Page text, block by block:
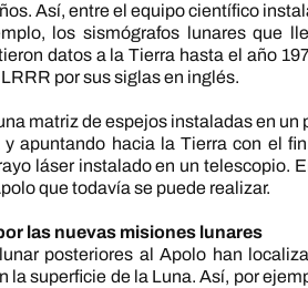
Así, entre el equipo científico
los sismógrafos lunares que
datos a la Tierra hasta el año
por sus siglas en inglés.
matriz de espejos instaladas en
apuntando hacia la Tierra con el
láser instalado en un telescopio.
que todavía se puede realizar.
las nuevas misiones lunares
posteriores al Apolo han
la superficie de la Luna. Así, por